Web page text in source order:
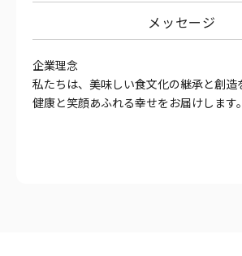
メッセージ
企業理念
私たちは、美味しい食文化の継承と創造
健康と笑顔あふれる幸せをお届けします。